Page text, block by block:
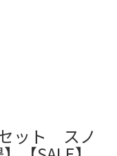
ット スノ